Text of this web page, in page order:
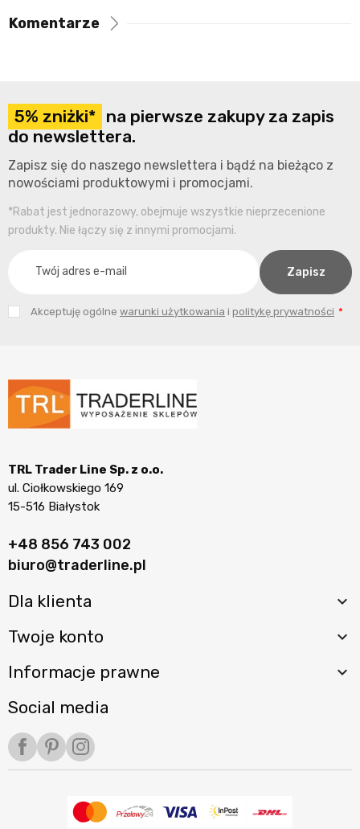
Komentarze
5% zniżki* na pierwsze zakupy za zapis
do newslettera.
Zapisz się do naszego newslettera i bądź na bieżąco z
nowościami produktowymi i promocjami.
*Rabat jest jednorazowy, obejmuje wszystkie nieprzecenione
produkty. Nie łączy się z innymi promocjami.
Akceptuję ogólne warunki użytkowania i politykę prywatności
TRL Trader Line Sp. z o.o.
ul. Ciołkowskiego 169
15-516 Białystok
+48 856 743 002
biuro@traderline.pl
Dla klienta 
Twoje konto 
Informacje prawne 
Social media
Facebook
PinterestInstagram